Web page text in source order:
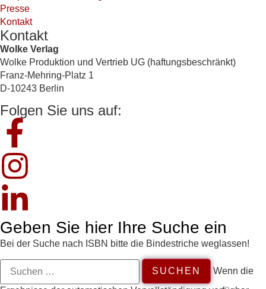
Presse
Kontakt
Kontakt
Wolke Verlag
Wolke Produktion und Vertrieb UG (haftungsbeschränkt)
Franz-Mehring-Platz 1
D-10243 Berlin
Folgen Sie uns auf:
Geben Sie hier Ihre Suche ein
Bei der Suche nach ISBN bitte die Bindestriche weglassen!
Wenn die